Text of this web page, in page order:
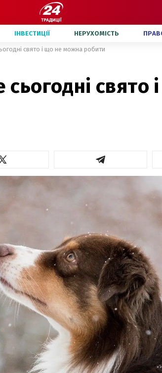
ІНВЕСТИЦІЇ НЕРУХОМІСТЬ
свято і що не можна робити
свято